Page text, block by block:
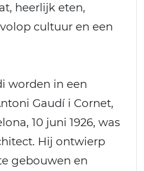
heerlijk eten,
cultuur en een
worden in een
Gaudí i Cornet,
10 juni 1926, was
Hij ontwierp
gebouwen en